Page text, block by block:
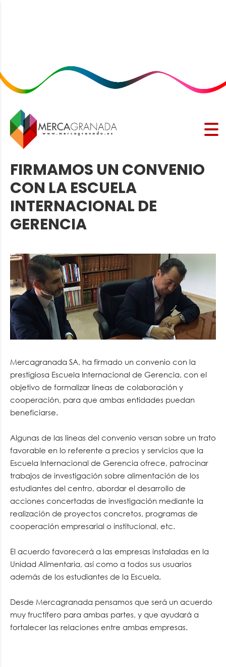
FIRMAMOS UN CONVENIO
CON LA ESCUELA
INTERNACIONAL DE
GERENCIA
Mercagranada SA, ha firmado un convenio con la
prestigiosa Escuela Internacional de Gerencia, con el
objetivo de formalizar líneas de colaboración y
cooperación, para que ambas entidades puedan
beneficiarse.
Algunas de las líneas del convenio versan sobre un trato
favorable en lo referente a precios y servicios que la
Escuela Internacional de Gerencia ofrece, patrocinar
trabajos de investigación sobre alimentación de los
estudiantes del centro, abordar el desarrollo de
acciones concertadas de investigación mediante la
realización de proyectos concretos, programas de
cooperación empresarial o institucional, etc.
El acuerdo favorecerá a las empresas instaladas en la
Unidad Alimentaria, así como a todos sus usuarios
además de los estudiantes de la Escuela.
Desde Mercagranada pensamos que será un acuerdo
muy fructífero para ambas partes, y que ayudará a
fortalecer las relaciones entre ambas empresas.